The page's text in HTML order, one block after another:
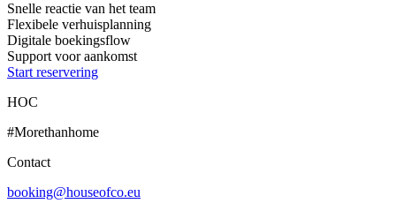
Snelle reactie van het team
Flexibele verhuisplanning
Digitale boekingsflow
Support voor aankomst
Start reservering
HOC
#Morethanhome
Contact
booking@houseofco.eu